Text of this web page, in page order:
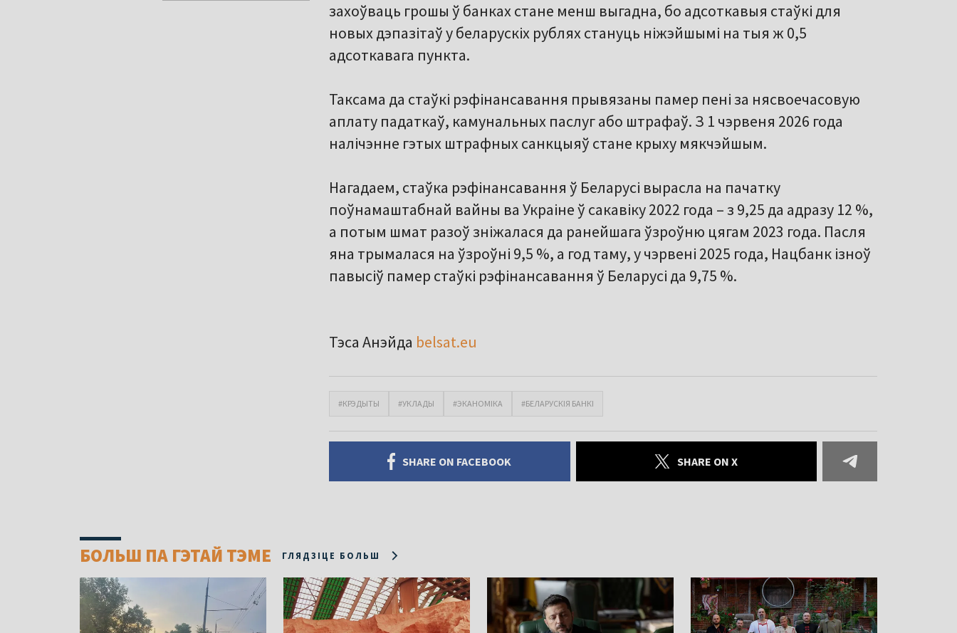
захоўваць грошы ў банках стане менш выгадна, бо адсоткавыя стаўкі для
новых дэпазітаў у беларускіх рублях стануць ніжэйшымі на тыя ж 0,5
адсоткавага пункта.
Таксама да стаўкі рэфінансавання прывязаны памер пені за нясвоечасовую
аплату падаткаў, камунальных паслуг або штрафаў. З 1 чэрвеня 2026 года
налічэнне гэтых штрафных санкцыяў стане крыху мякчэйшым.
Нагадаем, стаўка рэфінансавання ў Беларусі вырасла на пачатку
поўнамаштабнай вайны ва Украіне ў сакавіку 2022 года – з 9,25 да адразу 12 %,
а потым шмат разоў зніжалася да ранейшага ўзроўню цягам 2023 года. Пасля
яна трымалася на ўзроўні 9,5 %, а год таму, у чэрвені 2025 года, Нацбанк ізноў
павысіў памер стаўкі рэфінансавання ў Беларусі да 9,75 %.
Тэса Анэйда belsat.eu
#КРЭДЫТЫ #УКЛАДЫ #ЭКАНОМІКА #БЕЛАРУСКІЯ БАНКІ
SHARE ON FACEBOOK SHARE ON X
БОЛЬШ ПА ГЭТАЙ ТЭМЕ ГЛЯДЗІЦЕ БОЛЬШ